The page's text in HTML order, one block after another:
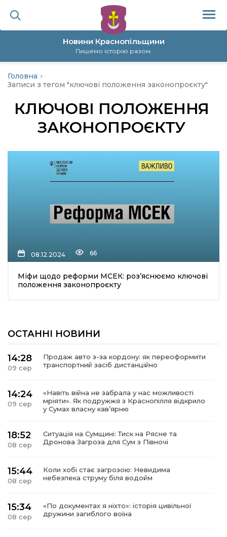
Новини Краснопільщини
Пишемо історію разом.
політика
Головна
Записи з тегом "ключові положення законопроєкту"
КЛЮЧОВІ ПОЛОЖЕННЯ
ЗАКОНОПРОЄКТУ
08.12.2024 66
Міфи щодо реформи МСЕК: роз’яснюємо ключові
положення законопроєкту
ОСТАННІ НОВИНИ
14:28
09 сер
Продаж авто з-за кордону: як переоформити
транспортний засіб дистанційно
14:24
09 сер
«Навіть війна не забрала у нас можливості
мріяти». Як подружжя з Краснопілля відкрило
у Сумах власну кав’ярню
18:52
08 сер
Ситуація на Сумщині: Тиск на Рясне та
Дронова Загроза для Сум з Півночі
15:44
08 сер
Коли хобі стає загрозою: Невидима
небезпека струму біля водойм
15:34
08 сер
«По документах я ніхто»: історія цивільної
дружини загиблого воїна